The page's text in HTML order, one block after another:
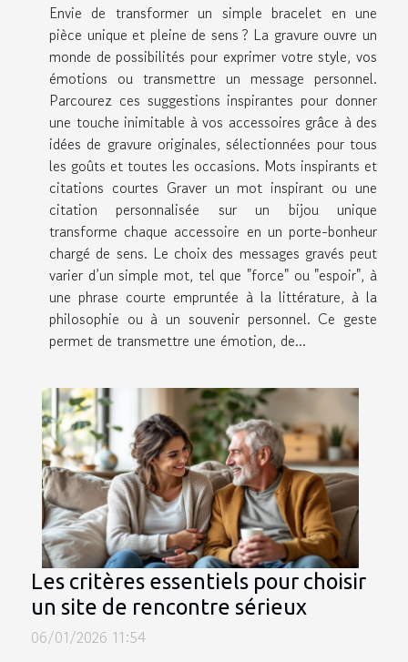
Envie de transformer un simple bracelet en une
pièce unique et pleine de sens ? La gravure ouvre un
monde de possibilités pour exprimer votre style, vos
émotions ou transmettre un message personnel.
Parcourez ces suggestions inspirantes pour donner
une touche inimitable à vos accessoires grâce à des
idées de gravure originales, sélectionnées pour tous
les goûts et toutes les occasions. Mots inspirants et
citations courtes Graver un mot inspirant ou une
citation personnalisée sur un bijou unique
transforme chaque accessoire en un porte-bonheur
chargé de sens. Le choix des messages gravés peut
varier d’un simple mot, tel que "force" ou "espoir", à
une phrase courte empruntée à la littérature, à la
philosophie ou à un souvenir personnel. Ce geste
permet de transmettre une émotion, de...
Les critères essentiels pour choisir
un site de rencontre sérieux
06/01/2026 11:54